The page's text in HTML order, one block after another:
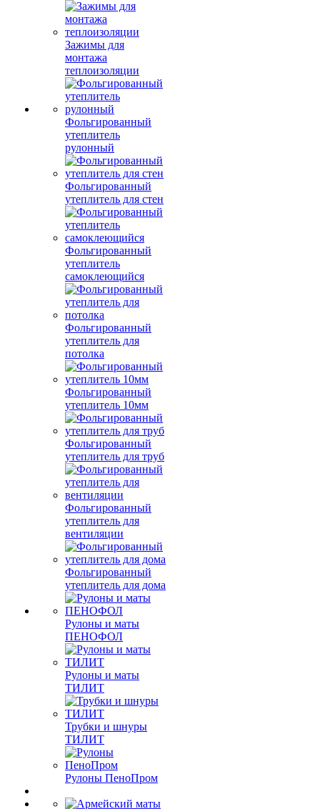
Зажимы для
монтажа
теплоизоляции
Фольгированный
утеплитель
рулонный
Фольгированный
утеплитель для стен
Фольгированный
утеплитель
самоклеющийся
Фольгированный
утеплитель для
потолка
Фольгированный
утеплитель 10мм
Фольгированный
утеплитель для труб
Фольгированный
утеплитель для
вентиляции
Фольгированный
утеплитель для дома
Рулоны и маты
ПЕНОФОЛ
Рулоны и маты
ТИЛИТ
Трубки и шнуры
ТИЛИТ
Рулоны ПеноПром